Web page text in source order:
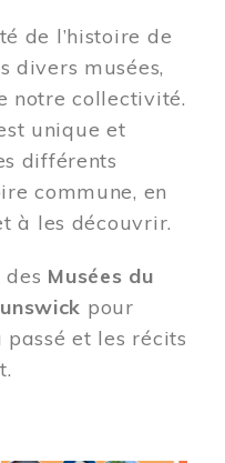
de l’histoire de
divers musées,
notre collectivité.
unique et
différents
commune, en
à les découvrir.
Musées du
pour
et les récits